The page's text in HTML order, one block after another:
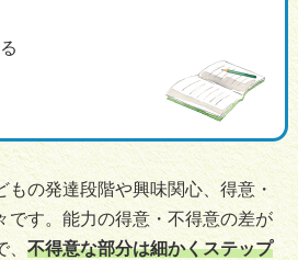
もの発達段階や興味関心、得意・
です。能力の得意・不得意の差が
、不得意な部分は細かくステップ